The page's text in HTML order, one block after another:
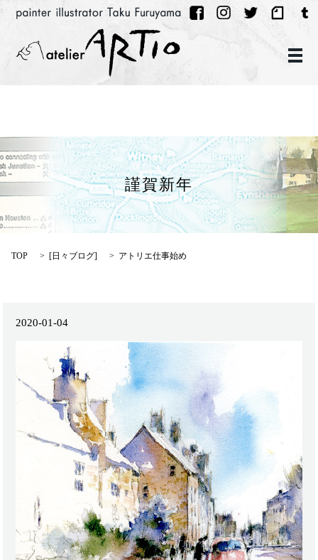
メ
謹賀新年
TOP [日々ブログ] アトリエ仕事始め
2020-01-04